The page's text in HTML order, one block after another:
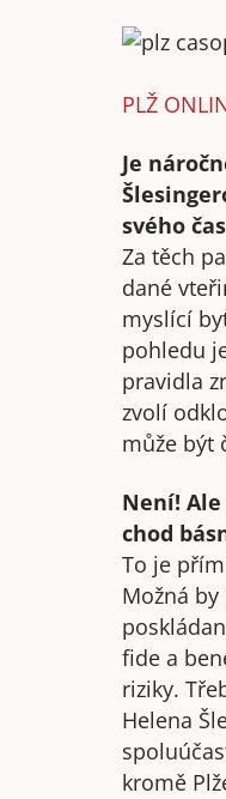
PLŽ
Je
svého
Za těch
dané
myslící
pohledu
pravidla
zvolí
může být
Není!
chod
To je
Možná
fide a
riziky.
Helena
kromě